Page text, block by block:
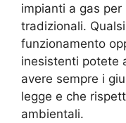
impianti a gas
tradizionali.
funzionamento
inesistenti potete
avere sempre i
legge e che
ambientali.